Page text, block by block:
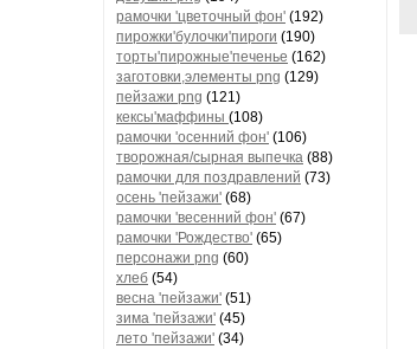
рамочки 'цветочный фон' (192)
пирожки'булочки'пироги (190)
торты'пирожные'печенье (162)
заготовки,элементы png (129)
пейзажи png (121)
кексы'маффины (108)
рамочки 'осенний фон' (106)
творожная/сырная выпечка (88)
рамочки для поздравлений (73)
осень 'пейзажи' (68)
рамочки 'весенний фон' (67)
рамочки 'Рождество' (65)
персонажи png (60)
хлеб (54)
весна 'пейзажи' (51)
зима 'пейзажи' (45)
лето 'пейзажи' (34)